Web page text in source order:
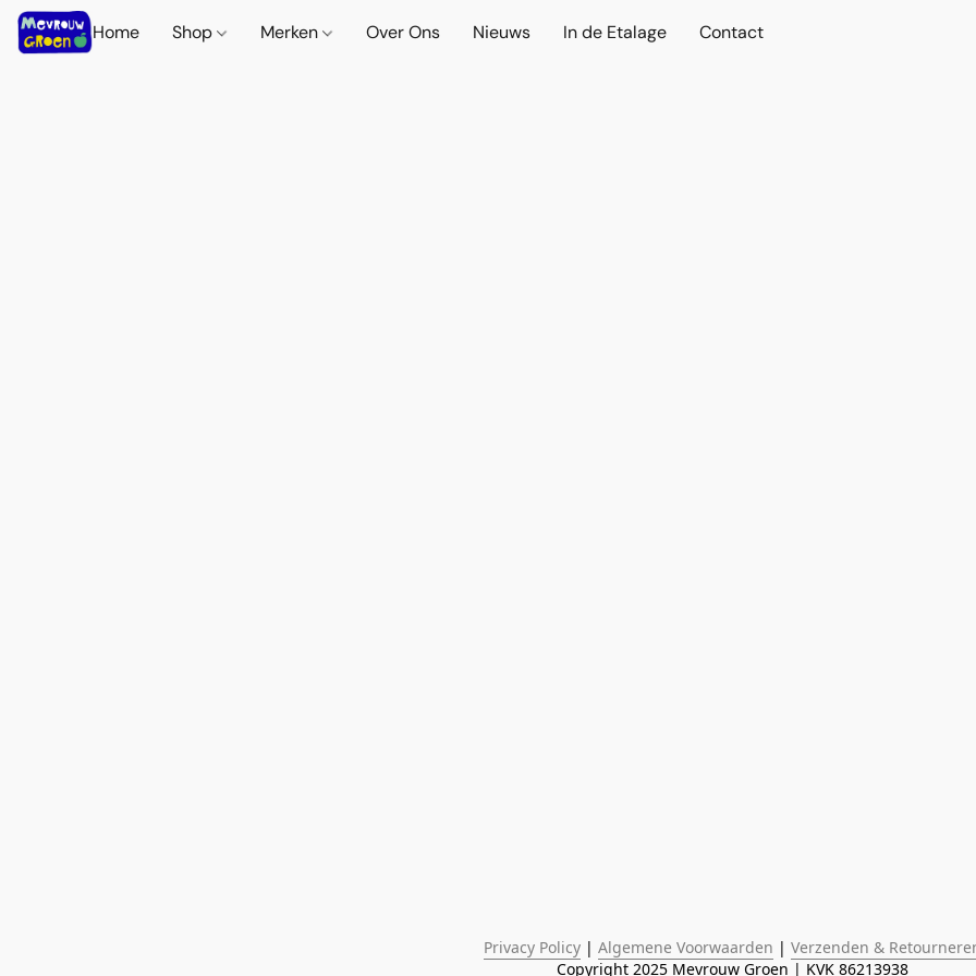
Home Shop Merken Over Ons Nieuws In de Etalage Contact
Privacy Policy | Algemene Voorwaarden | Verzenden &
Copyright 2025 Mevrouw Groen | KVK 86213938